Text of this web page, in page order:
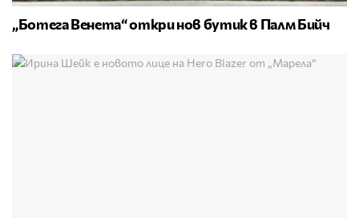
„Ботега Венета“ откри нов бутик в Палм Бийч